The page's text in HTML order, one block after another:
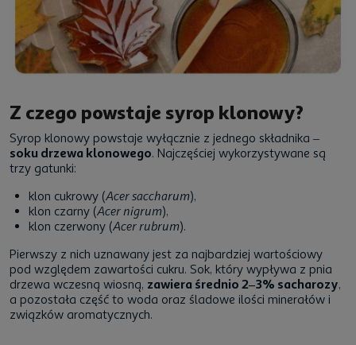
Z czego powstaje syrop klonowy?
Syrop klonowy powstaje wyłącznie z jednego składnika –
soku drzewa klonowego. Najczęściej wykorzystywane są
trzy gatunki:
klon cukrowy (Acer saccharum),
klon czarny (Acer nigrum),
klon czerwony (Acer rubrum).
Pierwszy z nich uznawany jest za najbardziej wartościowy
pod względem zawartości cukru. Sok, który wypływa z pnia
drzewa wczesną wiosną, zawiera średnio 2–3% sacharozy,
a pozostała część to woda oraz śladowe ilości minerałów i
związków aromatycznych.